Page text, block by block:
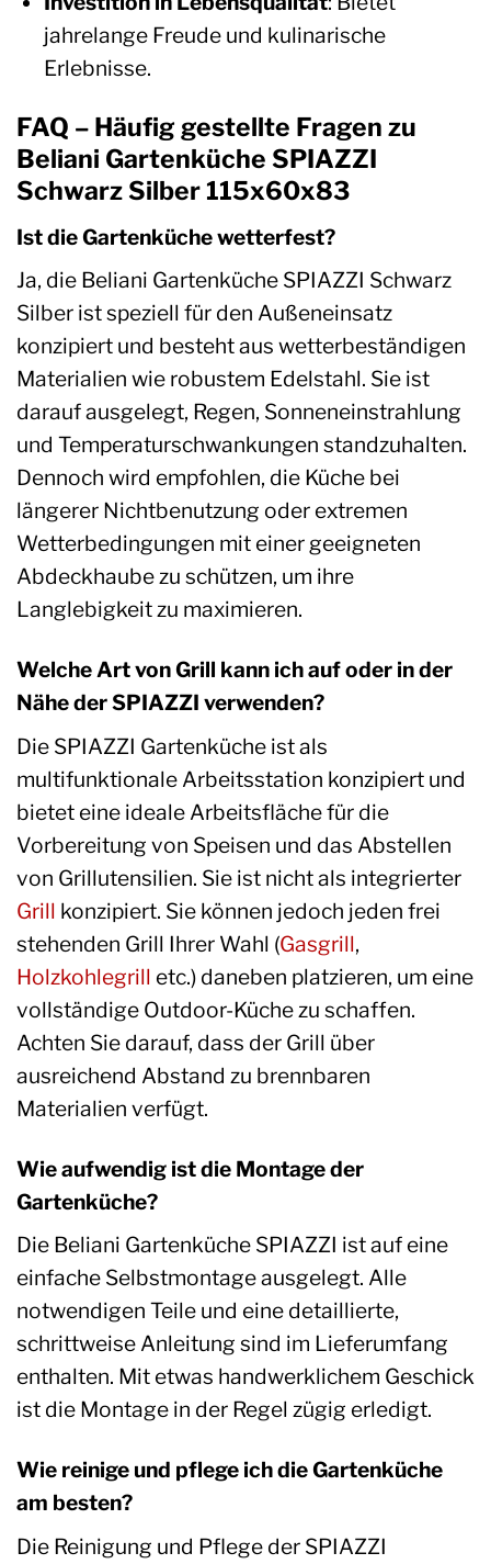
jahrelange Freude und kulinarische
Erlebnisse.
FAQ – Häufig gestellte Fragen zu
Beliani Gartenküche SPIAZZI
Schwarz Silber 115x60x83
Ist die Gartenküche wetterfest?
Ja, die Beliani Gartenküche SPIAZZI Schwarz
Silber ist speziell für den Außeneinsatz
konzipiert und besteht aus wetterbeständigen
Materialien wie robustem Edelstahl. Sie ist
darauf ausgelegt, Regen, Sonneneinstrahlung
und Temperaturschwankungen standzuhalten.
Dennoch wird empfohlen, die Küche bei
längerer Nichtbenutzung oder extremen
Wetterbedingungen mit einer geeigneten
Abdeckhaube zu schützen, um ihre
Langlebigkeit zu maximieren.
Welche Art von Grill kann ich auf oder in der
Nähe der SPIAZZI verwenden?
Die SPIAZZI Gartenküche ist als
multifunktionale Arbeitsstation konzipiert und
bietet eine ideale Arbeitsfläche für die
Vorbereitung von Speisen und das Abstellen
von Grillutensilien. Sie ist nicht als integrierter
Grill konzipiert. Sie können jedoch jeden frei
stehenden Grill Ihrer Wahl (Gasgrill,
Holzkohlegrill etc.) daneben platzieren, um eine
vollständige Outdoor-Küche zu schaffen.
Achten Sie darauf, dass der Grill über
ausreichend Abstand zu brennbaren
Materialien verfügt.
Wie aufwendig ist die Montage der
Gartenküche?
Die Beliani Gartenküche SPIAZZI ist auf eine
einfache Selbstmontage ausgelegt. Alle
notwendigen Teile und eine detaillierte,
schrittweise Anleitung sind im Lieferumfang
enthalten. Mit etwas handwerklichem Geschick
ist die Montage in der Regel zügig erledigt.
Wie reinige und pflege ich die Gartenküche
am besten?
Die Reinigung und Pflege der SPIAZZI